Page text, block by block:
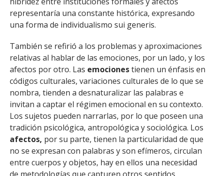
representaría una constante histórica, expresando
una forma de individualismo sui generis.
También se refirió a los problemas y aproximaciones
relativas al hablar de las emociones, por un lado, y los
afectos por otro. Las emocionestienen un énfasis en
códigos culturales, variaciones culturales de lo que se
nombra, tienden a desnaturalizar las palabras e
invitan a captar el régimen emocional en su contexto.
Los sujetos pueden narrarlas, por lo que poseen una
tradición psicológica, antropológica y sociológica. Los
afectos, por su parte, tienen la particularidad de que
no se expresan con palabras y son efímeros, circulan
entre cuerpos y objetos, hay en ellos una necesidad